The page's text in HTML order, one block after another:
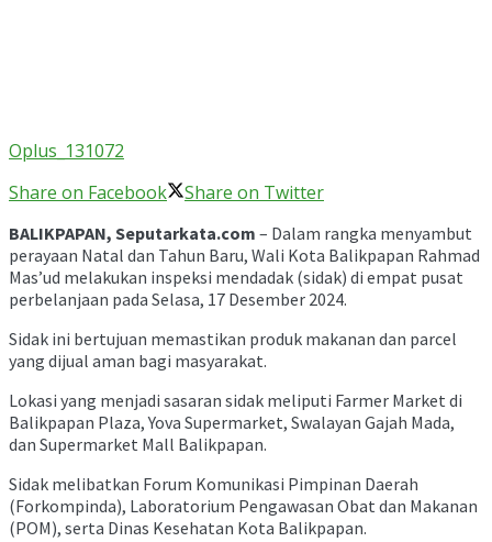
Oplus_131072
Share on Facebook
Share on Twitter
BALIKPAPAN, Seputarkata.com – Dalam rangka menyambut
perayaan Natal dan Tahun Baru, Wali Kota Balikpapan Rahmad
Mas’ud melakukan inspeksi mendadak (sidak) di empat pusat
perbelanjaan pada Selasa, 17 Desember 2024.
Sidak ini bertujuan memastikan produk makanan dan parcel
yang dijual aman bagi masyarakat.
Lokasi yang menjadi sasaran sidak meliputi Farmer Market di
Balikpapan Plaza, Yova Supermarket, Swalayan Gajah Mada,
dan Supermarket Mall Balikpapan.
Sidak melibatkan Forum Komunikasi Pimpinan Daerah
(Forkompinda), Laboratorium Pengawasan Obat dan Makanan
(POM), serta Dinas Kesehatan Kota Balikpapan.